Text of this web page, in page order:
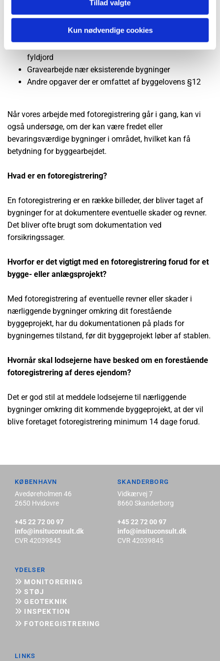
Tillad valgte
Kun nødvendige cookies
Opgaver med grundvandssænkning
Vibrationer der stammer fra pælefundering
Vibrationer der opstår i relation til indbygning af
fyldjord
Gravearbejde nær eksisterende bygninger
Andre opgaver der er omfattet af byggelovens §12
Når vores arbejde med fotoregistrering går i gang, kan vi
også undersøge, om der kan være fredet eller
bevaringsværdige bygninger i området, hvilket kan få
betydning for byggearbejdet.
Hvad er en fotoregistrering?
En fotoregistrering er en række billeder, der bliver taget af
bygninger for at dokumentere eventuelle skader og revner.
Det bliver ofte brugt som dokumentation ved
forsikringssager.
Hvorfor er det vigtigt med en fotoregistrering forud for et
bygge- eller anlægsprojekt?
Med fotoregistrering af eventuelle revner eller skader i
nærliggende bygninger omkring dit forestående
byggeprojekt, har du dokumentationen på plads for
bygningernes tilstand, før dit byggeprojekt løber af stablen.
Hvornår skal lodsejerne have besked om en forestående
fotoregistrering af deres ejendom?
Det er god stil at meddele lodsejerne til nærliggende
bygninger omkring dit kommende byggeprojekt, at der vil
blive foretaget fotoregistrering minimum 14 dage forud.
KØBENHAVN
Avedøreholmen 46
2650 Hvidovre
+45 22 72 00 97
info@insituconsult.dk
CVR 42039845
SKANDERBORG
Vidkærvej 7
8660 Skanderborg
+45 22 72 00 97
info@insituconsult.dk
CVR 42039845
YDELSER
 MONITORERING
 STØJ
 GEOTEKNIK
 INSPEKTION
 FOTOREGISTRERING
LINKS